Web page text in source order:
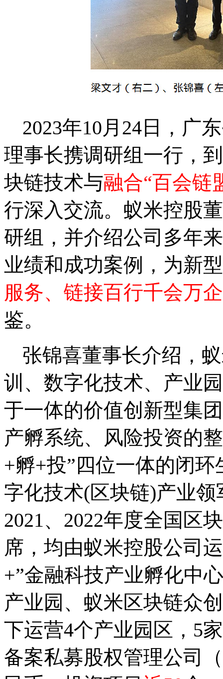
2023年10月 24 日，广
理事长携调研组一行，
块链技术与融合“百会链
行深入交流。蚁米控股
研组，并介绍公司多年
业绩和成功案例，为新
服务、链接百行千会万企
鉴。
张锦喜董事长介绍，
训、数字化技术、产业
于一体的价值创新型集
产孵系统、风险投资的
+孵+投”四位一体的闭
字化技术(区块链)产业领
2021、 2022年度全国区
席，均由蚁米控股公司
+”金融科技产业孵化中
产业园、蚁米区块链众
下运营4个产业园区， 5
备案私募股权管理公司（